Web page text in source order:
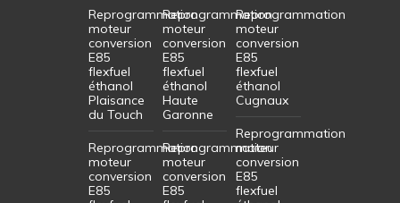
Reprogrammation
moteur
conversion
E85
flexfuel
éthanol
Plaisance
du Touch
Reprogrammation
moteur
conversion
E85
Reprogrammation
moteur
conversion
E85
flexfuel
éthanol
Haute
Garonne
Reprogrammation
moteur
conversion
E85
Reprogrammation
moteur
conversion
E85
flexfuel
éthanol
Cugnaux
Reprogrammation
moteur
conversion
E85
flexfuel